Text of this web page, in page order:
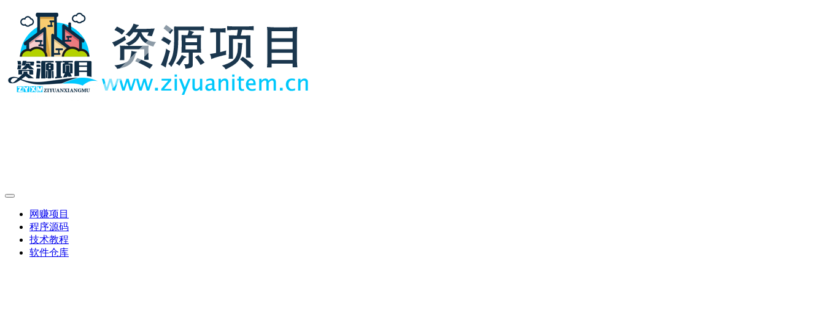
网赚项目
程序源码
技术教程
软件仓库